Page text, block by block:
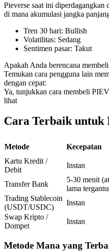
USDC Berjangka
Kontrak berjangka
Copy Trading
Bergabunglah dengan
Pieverse saat ini
di mana akumulasi jangka
Tren 30 hari: Bullish
Volatilitas: Sedang
Sentimen pasar: Takut
Apakah Anda berencana
Temukan cara pengguna lain
dengan cepat:
Ya, tunjukkan cara membeli
lihat
Cara Terbaik untuk
Metode Kecepatan
Kartu Kredit /
Debit
Instan
Transfer Bank
5-30 menit
lama
Trading Stablecoin
(USDT/USDC)
Instan
Swap Kripto /
Dompet
Instan
Metode Mana yang